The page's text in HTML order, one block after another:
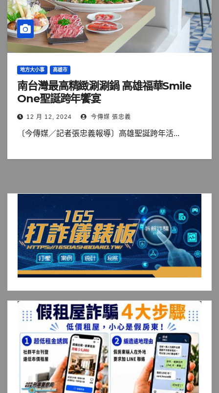
地方大小事 高雄市
南台灣最高精緻涮涮鍋 高雄福華Smile
One聖誕跨年饗宴
12 月 12, 2024 今傳媒 張忠義
〔今傳媒／記者張忠義報導〕高雄聖誕跨年活...